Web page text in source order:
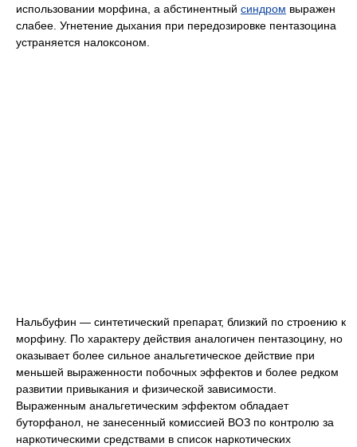
использовании морфина, а абстинентный синдром выражен
слабее. Угнетение дыхания при передозировке пентазоцина
устраняется налоксоном.
Нальбуфин — синтетический препарат, близкий по строению к
морфину. По характеру действия аналогичен пентазоцину, но
оказывает более сильное анальгетическое действие при
меньшей выраженности побочных эффектов и более редком
развитии привыкания и физической зависимости.
Выраженным анальгетическим эффектом обладает
буторфанол, не занесенный комиссией ВОЗ по контролю за
наркотическими средствами в список наркотических